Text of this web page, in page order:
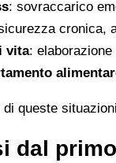
: sovraccarico
cronica,
vita:
queste
dal